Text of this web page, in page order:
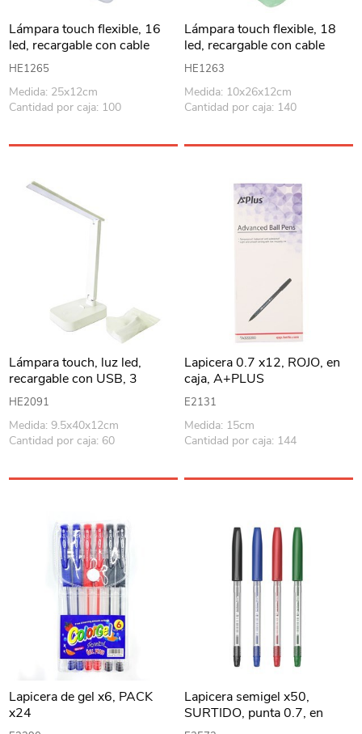
Lámpara touch flexible, 16
led, recargable con cable
USB, con pinza, en caja,
varios colores
HE1265
Medida: 25x12cm
Cantidad por caja: 100
Lámpara touch flexible, 18
led, recargable con cable
USB, en caja, varios colores
HE1263
Medida: 10x26x12cm
Cantidad por caja: 140
Lámpara touch, luz led,
recargable con USB, 3
niveles, en caja
HE2091
Medida: 9.5x40x12cm
Cantidad por caja: 60
Lapicera 0.7 x12, ROJO, en
caja, A+PLUS
E2131
Medida: 15cm
Cantidad por caja: 144
Lapicera de gel x6, PACK
x24
Lapicera semigel x50,
SURTIDO, punta 0.7, en
frasco de plástico, BEIFA